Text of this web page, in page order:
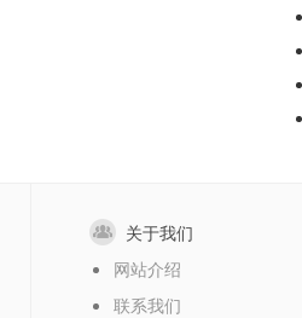
关于我们
网站介绍
联系我们